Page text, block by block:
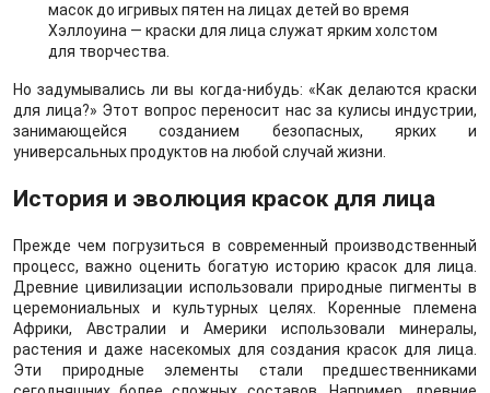
масок до игривых пятен на лицах детей во время
Хэллоуина — краски для лица служат ярким холстом
для творчества.
Но задумывались ли вы когда-нибудь: «Как делаются краски
для лица?» Этот вопрос переносит нас за кулисы индустрии,
занимающейся созданием безопасных, ярких и
универсальных продуктов на любой случай жизни.
История и эволюция красок для лица
Прежде чем погрузиться в современный производственный
процесс, важно оценить богатую историю красок для лица.
Древние цивилизации использовали природные пигменты в
церемониальных и культурных целях. Коренные племена
Африки, Австралии и Америки использовали минералы,
растения и даже насекомых для создания красок для лица.
Эти природные элементы стали предшественниками